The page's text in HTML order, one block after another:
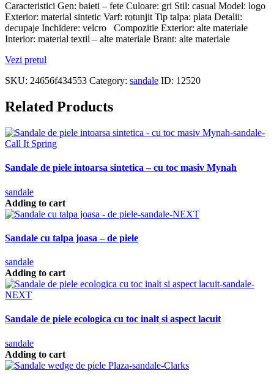
Caracteristici Gen: baieti – fete Culoare: gri Stil: casual Model: logo
Exterior: material sintetic Varf: rotunjit Tip talpa: plata Detalii:
decupaje Inchidere: velcro Compozitie Exterior: alte materiale
Interior: material textil – alte materiale Brant: alte materiale
Vezi pretul
SKU: 24656f434553 Category: sandale ID: 12520
Related Products
Sandale de piele intoarsa sintetica – cu toc masiv Mynah
sandale
Adding to cart
Sandale cu talpa joasa – de piele
sandale
Adding to cart
Sandale de piele ecologica cu toc inalt si aspect lacuit
sandale
Adding to cart